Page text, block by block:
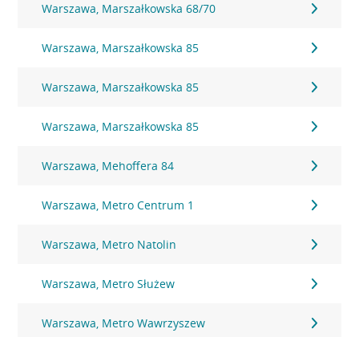
Warszawa, Marszałkowska 68/70
Warszawa, Marszałkowska 85
Warszawa, Marszałkowska 85
Warszawa, Marszałkowska 85
Warszawa, Mehoffera 84
Warszawa, Metro Centrum 1
Warszawa, Metro Natolin
Warszawa, Metro Służew
Warszawa, Metro Wawrzyszew